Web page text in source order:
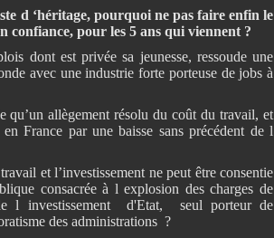
d ‘héritage, pourquoi ne pas faire enfin le
confiance, pour les 5 ans qui viennent ?
dont est privée sa jeunesse, ressoude une
avec une industrie forte porteuse de jobs à
qu’un allègement résolu du coût du travail, et
France par une baisse sans précédent de l
et l’investissement ne peut être consentie
consacrée à l explosion des charges de
l investissement d'Etat, seul porteur de
des administrations ?